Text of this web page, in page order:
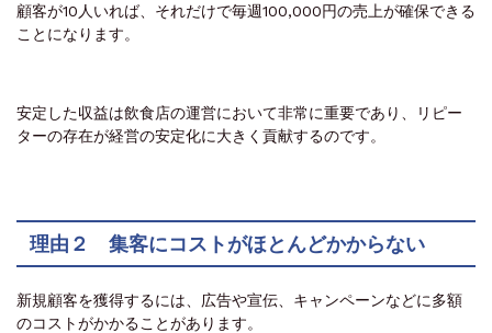
顧客が10人いれば、それだけで毎週100,000円の売上が確保できる
ことになります。
安定した収益は飲食店の運営において非常に重要であり、リピー
ターの存在が経営の安定化に大きく貢献するのです。
理由２ 集客にコストがほとんどかからない
新規顧客を獲得するには、広告や宣伝、キャンペーンなどに多額
のコストがかかることがあります。